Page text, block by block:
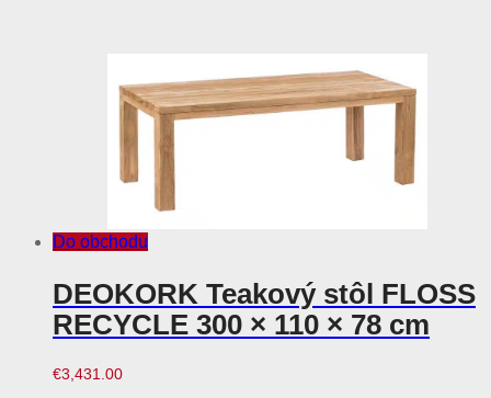
Do obchodu
DEOKORK Teakový stôl FLOSS
RECYCLE 300 × 110 × 78 cm
€3,431.00